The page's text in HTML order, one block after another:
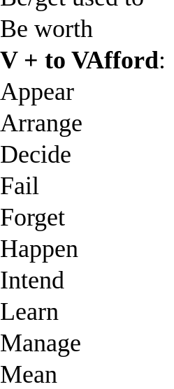
Be worth
V + to VAfford:
Appear
Arrange
Decide
Fail
Forget
Happen
Intend
Learn
Manage
Mean